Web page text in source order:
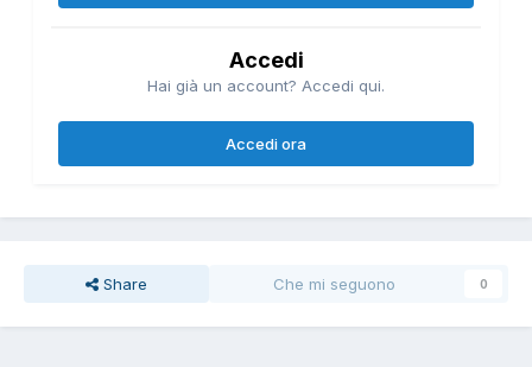
Accedi
Hai già un account? Accedi qui.
Accedi ora
Share Che mi seguono 0